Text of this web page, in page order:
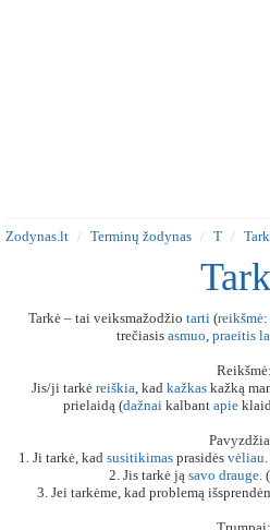
Zodynas.lt Terminų žodynas T
Tarkė – tai veiksmažodžio tarti (reikšmė:
trečiasis asmuo, praeitis
Reikšmė:
Jis/ji tarkė reiškia, kad kažkaskažką
prielaidą (dažnai kalbant apie
1. Ji tarkė, kad susitikimas prasidės vėliau
2. Jis tarkė ją savo drauge.
3. Jei tarkėme, kad problemą